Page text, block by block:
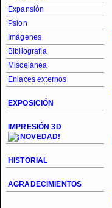
Expansión
Psion
Imágenes
Bibliografía
Miscelánea
Enlaces externos
EXPOSICIÓN
IMPRESIÓN 3D
HISTORIAL
AGRADECIMIENTOS